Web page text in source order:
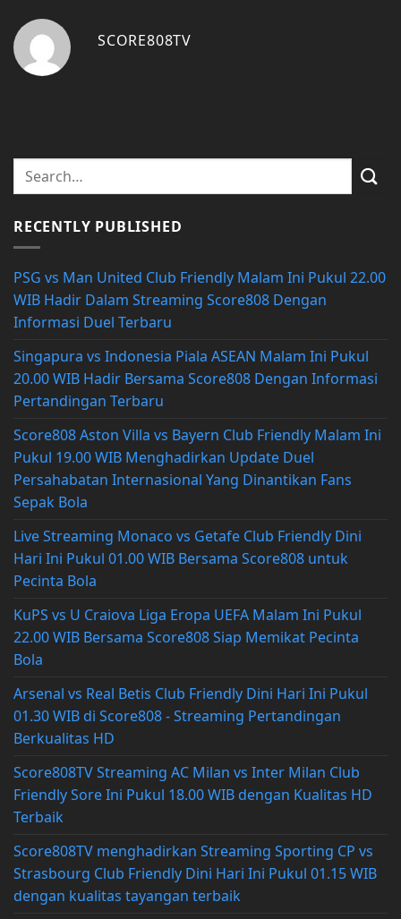
SCORE808TV
RECENTLY PUBLISHED
PSG vs Man United Club Friendly Malam Ini Pukul 22.00
WIB Hadir Dalam Streaming Score808 Dengan
Informasi Duel Terbaru
Singapura vs Indonesia Piala ASEAN Malam Ini Pukul
20.00 WIB Hadir Bersama Score808 Dengan Informasi
Pertandingan Terbaru
Score808 Aston Villa vs Bayern Club Friendly Malam Ini
Pukul 19.00 WIB Menghadirkan Update Duel
Persahabatan Internasional Yang Dinantikan Fans
Sepak Bola
Live Streaming Monaco vs Getafe Club Friendly Dini
Hari Ini Pukul 01.00 WIB Bersama Score808 untuk
Pecinta Bola
KuPS vs U Craiova Liga Eropa UEFA Malam Ini Pukul
22.00 WIB Bersama Score808 Siap Memikat Pecinta
Bola
Arsenal vs Real Betis Club Friendly Dini Hari Ini Pukul
01.30 WIB di Score808 - Streaming Pertandingan
Berkualitas HD
Score808TV Streaming AC Milan vs Inter Milan Club
Friendly Sore Ini Pukul 18.00 WIB dengan Kualitas HD
Terbaik
Score808TV menghadirkan Streaming Sporting CP vs
Strasbourg Club Friendly Dini Hari Ini Pukul 01.15 WIB
dengan kualitas tayangan terbaik